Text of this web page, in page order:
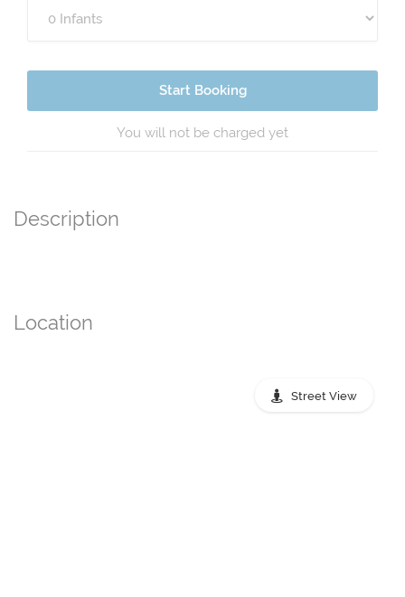
Start Booking
You will not be charged yet
Description
Location
Street View